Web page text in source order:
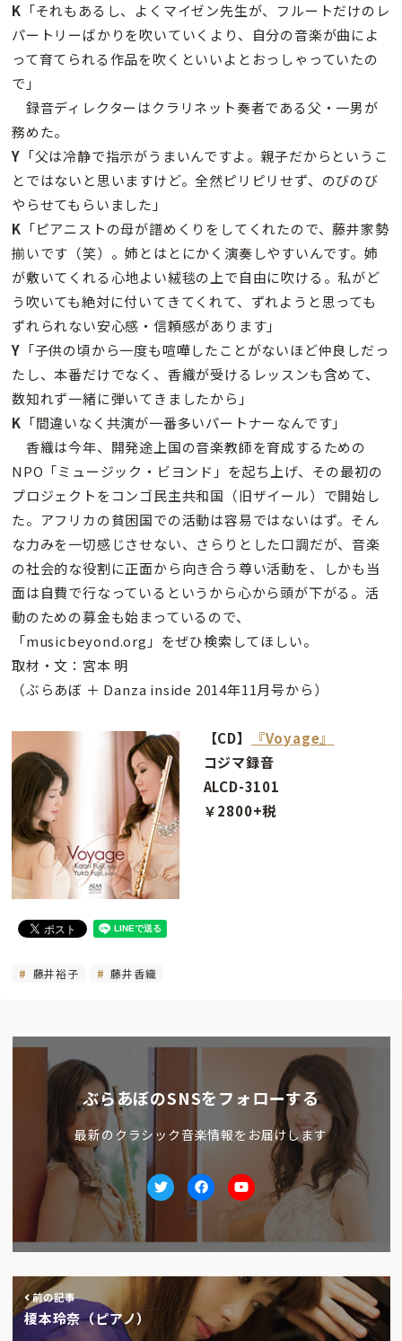
K 「それもあるし、よくマイゼン先生が、フルートだけのレ
パートリーばかりを吹いていくより、自分の音楽が曲によ
って育てられる作品を吹くといいよとおっしゃっていたの
で」
録音ディレクターはクラリネット奏者である父・一男が
務めた。
Y 「父は冷静で指示がうまいんですよ。親子だからというこ
とではないと思いますけど。全然ピリピリせず、のびのび
やらせてもらいました」
K 「ピアニストの母が譜めくりをしてくれたので、藤井家勢
揃いです（笑）。姉とはとにかく演奏しやすいんです。姉
が敷いてくれる心地よい絨毯の上で自由に吹ける。私がど
う吹いても絶対に付いてきてくれて、ずれようと思っても
ずれられない安心感・信頼感があります」
Y 「子供の頃から一度も喧嘩したことがないほど仲良しだっ
たし、本番だけでなく、香織が受けるレッスンも含めて、
数知れず一緒に弾いてきましたから」
K 「間違いなく共演が一番多いパートナーなんです」
香織は今年、開発途上国の音楽教師を育成するための
NPO「ミュージック・ビヨンド」を起ち上げ、その最初の
プロジェクトをコンゴ民主共和国（旧ザイール）で開始し
た。アフリカの貧困国での活動は容易ではないはず。そん
な力みを一切感じさせない、さらりとした口調だが、音楽
の社会的な役割に正面から向き合う尊い活動を、しかも当
面は自費で行なっているというから心から頭が下がる。活
動のための募金も始まっているので、
「musicbeyond.org」をぜひ検索してほしい。
取材・文：宮本 明
（ぶらあぼ ＋ Danza inside 2014年11月号から）
【CD】
『Voyage』
コジマ録音
ALCD-3101
￥2800+税
藤井裕子 藤井香織
ぶらあぼのSNSをフォローする
最新のクラシック音楽情報をお届けします
TwitterfacebookYoutube
前の記事
榎本玲奈（ピアノ）